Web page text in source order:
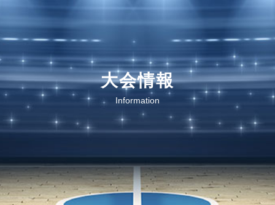
大会情報
Information